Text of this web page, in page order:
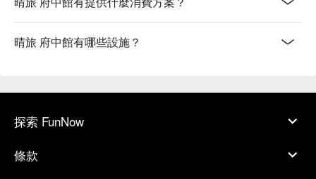
晴旅 府中館有哪些設施？
探索 FunNow
條款